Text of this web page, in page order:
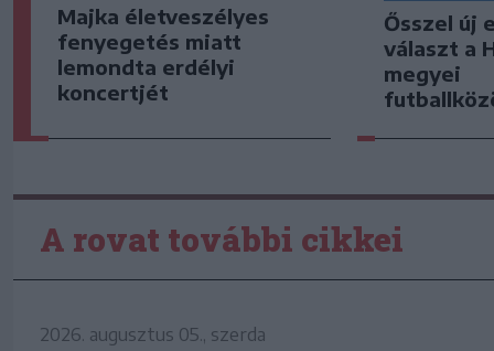
Majka életveszélyes
fenyegetés miatt
lemondta erdélyi
koncertjét
Ősszel új
választ a
megyei
A rovat további cikkei
2026. augusztus 05., szerda